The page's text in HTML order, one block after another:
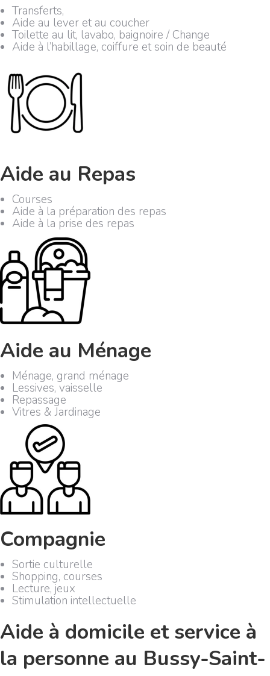
Transferts,
Aide au lever et au coucher
Toilette au lit, lavabo, baignoire / Change
Aide à l’habillage, coiffure et soin de beauté
Aide au Repas
Courses
Aide à la préparation des repas
Aide à la prise des repas
Aide au Ménage
Ménage, grand ménage
Lessives, vaisselle
Repassage
Vitres & Jardinage
Compagnie
Sortie culturelle
Shopping, courses
Lecture, jeux
Stimulation intellectuelle
Aide à domicile et service à
la personne au Bussy-Saint-